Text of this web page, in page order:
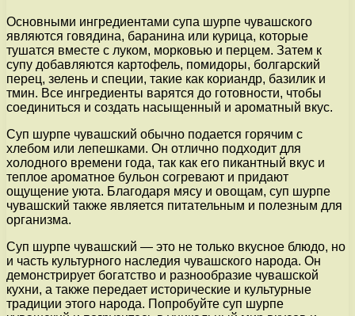
Основными ингредиентами супа шурпе чувашского
являются говядина, баранина или курица, которые
тушатся вместе с луком, морковью и перцем. Затем к
супу добавляются картофель, помидоры, болгарский
перец, зелень и специи, такие как кориандр, базилик и
тмин. Все ингредиенты варятся до готовности, чтобы
соединиться и создать насыщенный и ароматный вкус.
Суп шурпе чувашский обычно подается горячим с
хлебом или лепешками. Он отлично подходит для
холодного времени года, так как его пикантный вкус и
теплое ароматное бульон согревают и придают
ощущение уюта. Благодаря мясу и овощам, суп шурпе
чувашский также является питательным и полезным для
организма.
Суп шурпе чувашский — это не только вкусное блюдо, но
и часть культурного наследия чувашского народа. Он
демонстрирует богатство и разнообразие чувашской
кухни, а также передает исторические и культурные
традиции этого народа. Попробуйте суп шурпе